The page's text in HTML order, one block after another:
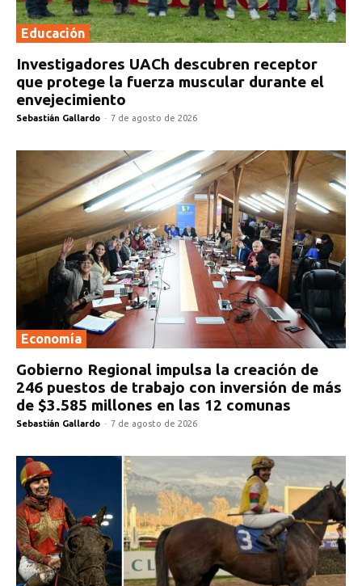
Educación
Investigadores UACh descubren receptor
que protege la fuerza muscular durante el
envejecimiento
Sebastián Gallardo - 7 de agosto de 2026
Economía
Gobierno Regional impulsa la creación de
246 puestos de trabajo con inversión de más
de $3.585 millones en las 12 comunas
Sebastián Gallardo - 7 de agosto de 2026